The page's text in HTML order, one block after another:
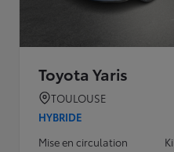
Toyota Yaris
TOULOUSE
HYBRIDE
Mise en circulation